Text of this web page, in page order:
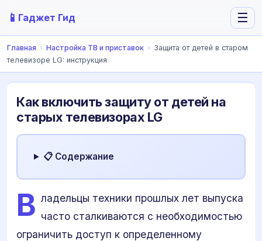
📱 Гаджет Гид ☰
Главная › Настройка ТВ и приставок › Защита от детей в старом
телевизоре LG: инструкция
Как включить защиту от детей на
старых телевизорах LG
📋 Содержание
В ладельцы техники прошлых лет выпуска
часто сталкиваются с необходимостью
ограничить доступ к определенному